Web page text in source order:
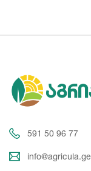
591 50 96 77
info@agricula.ge